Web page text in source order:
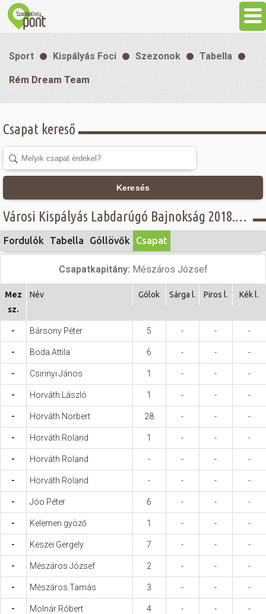
Programok
Gasztronómia
Sport
Szabadidő
Hasznos
Sport Kispályás Foci Szezonok Tabella
Rém Dream Team
Csapat kereső
Keresés
Városi Kispályás Labdarúgó Bajnokság 2018. - Concordia Üzemanyagkutak Kft. - Öregfiúk osztály - Rém Dream Team
Fordulók Tabella Góllövők Csapat
Csapatkapitány: Mészáros József
Mez
sz.
Név Gólok Sárga l. Piros l. Kék l.
- Bársony Péter 5 - - -
- Boda Attila 6 - - -
- Csirinyi János 1 - - -
- Horváth László 1 - - -
- Horváth Norbert 28 - - -
- Horváth Roland 1 - - -
- Horváth Roland - - - -
- Horváth Roland - - - -
- Jóo Péter 6 - - -
- Kelemen gyöző 1 - - -
- Keszei Gergely 7 - - -
- Mészáros József 2 - - -
- Mészáros Tamás 3 - - -
- Molnár Róbert 4 - - -